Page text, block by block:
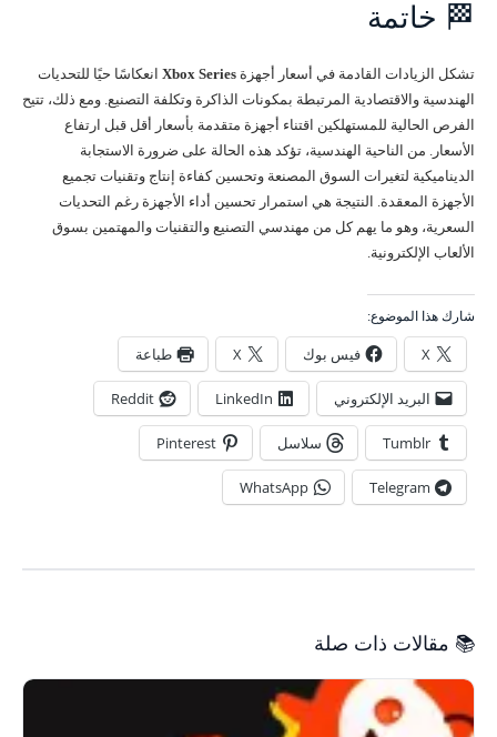
🏁 خاتمة
تشكل الزيادات القادمة في أسعار أجهزة Xbox Series انعكاسًا حيًا للتحديات
الهندسية والاقتصادية المرتبطة بمكونات الذاكرة وتكلفة التصنيع. ومع ذلك، تتيح
الفرص الحالية للمستهلكين اقتناء أجهزة متقدمة بأسعار أقل قبل ارتفاع
الأسعار. من الناحية الهندسية، تؤكد هذه الحالة على ضرورة الاستجابة
الديناميكية لتغيرات السوق المصنعة وتحسين كفاءة إنتاج وتقنيات تجميع
الأجهزة المعقدة. النتيجة هي استمرار تحسين أداء الأجهزة رغم التحديات
السعرية، وهو ما يهم كل من مهندسي التصنيع والتقنيات والمهتمين بسوق
الألعاب الإلكترونية.
شارك هذا الموضوع:
X فيس بوك X طباعة
البريد الإلكتروني LinkedIn
Reddit
Tumblr سلاسل Pinterest
Telegram
WhatsApp
📚 مقالات ذات صلة